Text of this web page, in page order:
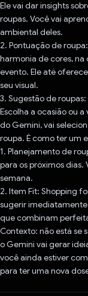
Ele vai dar insights
roupas. Você vai
ambiental deles.
2. Pontuação de
harmonia de cores,
evento. Ele até
seu visual.
3. Sugestão de
Escolha a ocasião ou
do Gemini, vai
roupa. É como ter um
1. Planejamento de
para os próximos
semana.
2. Item Fit: Shopping
sugerir
que combinam
Contexto: não está se
o Gemini vai gerar
você ainda estiver
para ter uma nova